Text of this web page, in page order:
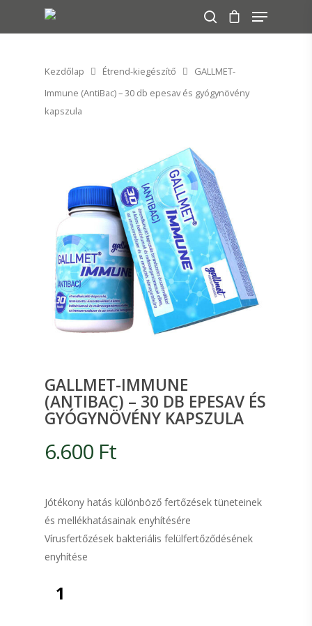
Kezdőlap Étrend-kiegészítő
GALLMET-
Immune (AntiBac) – 30 db epesav és gyógynövény
kapszula
GALLMET-IMMUNE
(ANTIBAC) – 30 DB EPESAV ÉS
GYÓGYNÖVÉNY KAPSZULA
6.600 Ft
Jótékony hatás különböző fertőzések tüneteinek
és mellékhatásainak enyhítésére
Vírusfertőzések bakteriális felülfertőződésének
enyhítése